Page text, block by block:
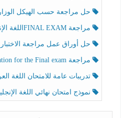
حل مراجعة حسب الهيكل الوزاري العلوم
مراجعة FINAL EXAMاللغة الإنجليزية الصف الخامس الفصل الثالث
حل أوراق عمل مراجعة الاختبار النهائي اللغة
مراجعة Preparation for the Final exam اللغة الإنجليزية الصف الرابع الفصل الثالث
تدريبات عامة للامتحان اللغة
نموذج امتحان نهائي اللغة